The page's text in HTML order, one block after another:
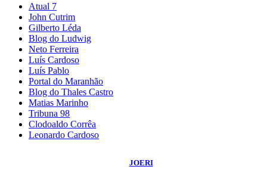
Atual 7
John Cutrim
Gilberto Léda
Blog do Ludwig
Neto Ferreira
Luís Cardoso
Luís Pablo
Portal do Maranhão
Blog do Thales Castro
Matias Marinho
Tribuna 98
Clodoaldo Corrêa
Leonardo Cardoso
JOERI